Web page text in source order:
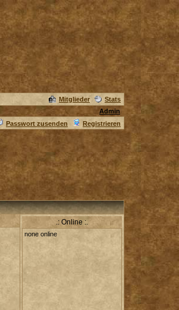
Mitglieder
Stats
Admin
Passwort zusenden Registrieren
.: Online :.
none online